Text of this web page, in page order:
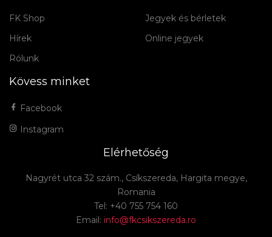
FK Shop
Hírek
Rólunk
Jegyek és bérletek
Online jegyek
Kövess minket
Facebook
Instagram
Elérhetőség
Nagyrét utca 32 szám., Csíkszereda, Hargita megye,
Romania
Tel: +40 755 754 160
Email: info@fkcsikszereda.ro